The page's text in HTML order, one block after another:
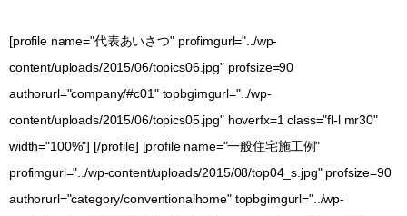
[profile name="代表あいさつ" profimgurl="../wp-
content/uploads/2015/06/topics06.jpg" profsize=90
authorurl="company/#c01" topbgimgurl="../wp-
content/uploads/2015/06/topics05.jpg" hoverfx=1 class="fl-l mr30"
width="100%"] [/profile] [profile name="一般住宅施工例"
profimgurl="../wp-content/uploads/2015/08/top04_s.jpg" profsize=90
authorurl="category/conventionalhome" topbgimgurl="../wp-